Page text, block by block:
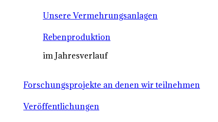
Unsere Vermehrungsanlagen
Rebenproduktion
im Jahresverlauf
Forschungsprojekte an denen wir teilnehmen
Veröffentlichungen